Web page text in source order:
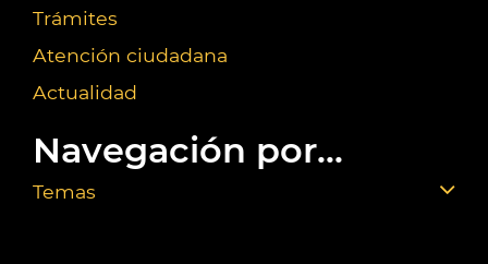
Trámites
Atención ciudadana
Actualidad
Navegación por...
Temas